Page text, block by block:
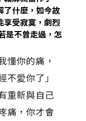
了什麼，如今故
享受寂寞，劇烈
是不曾走過，怎
懂你的痛，
愛你了」
重新與自己
痛，你才會